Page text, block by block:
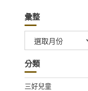
彙整
整
分類
三好兒童